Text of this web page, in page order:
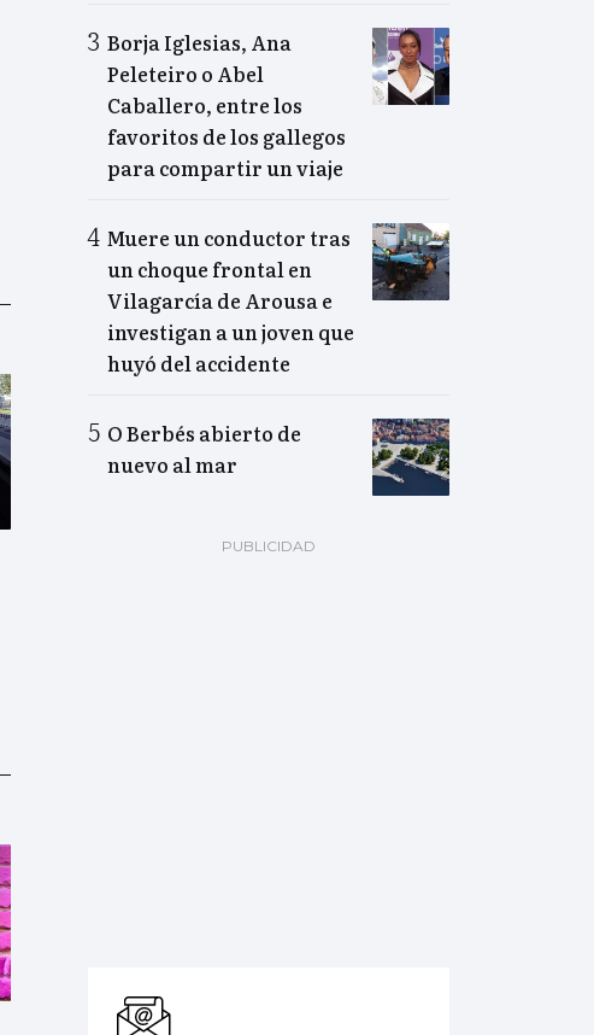
Borja Iglesias, Ana
Peleteiro o Abel
Caballero, entre los
favoritos de los gallegos
para compartir un viaje
Muere un conductor tras
un choque frontal en
Vilagarcía de Arousa e
investigan a un joven que
huyó del accidente
O Berbés abierto de
nuevo al mar